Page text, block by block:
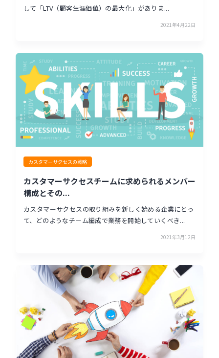
して「LTV（顧客生涯価値）の最大化」がありま...
2021年4月22日
カスタマーサクセスの戦略
カスタマーサクセスチームに求められるメンバー
構成とその...
カスタマーサクセスの取り組みを新しく始める企業にとっ
て、どのようなチーム編成で業務を開始していくべき...
2021年3月12日